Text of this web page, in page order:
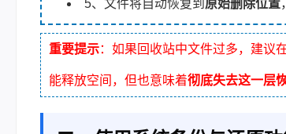
5、文件将自动恢复到 原始删除位置
重要提示：如果回收站中文件过多，建议
能释放空间，但也意味着彻底失去这一层